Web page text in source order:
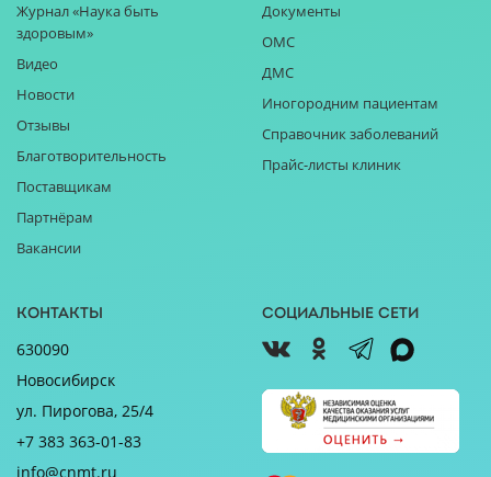
Журнал «Наука быть
здоровым»
Видео
Новости
Отзывы
Благотворительность
Поставщикам
Партнёрам
Вакансии
Документы
ОМС
ДМС
Иногородним пациентам
Справочник заболеваний
Прайс-листы клиник
Контакты
630090
Новосибирск
ул. Пирогова, 25/4
+7 383 363-01-83
info@cnmt.ru
Социальные сети